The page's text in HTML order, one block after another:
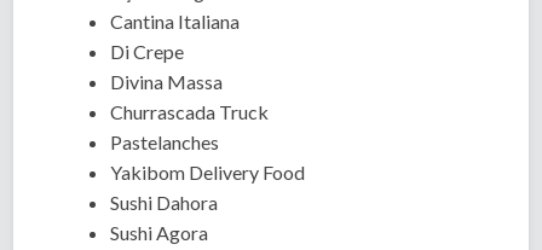
Cantina Italiana
Di Crepe
Divina Massa
Churrascada Truck
Pastelanches
Yakibom Delivery Food
Sushi Dahora
Sushi Agora